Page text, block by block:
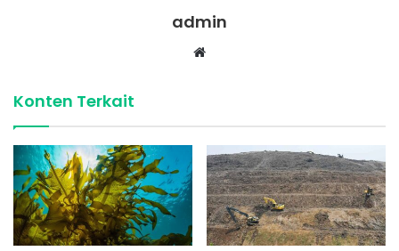
admin
Website
Konten Terkait